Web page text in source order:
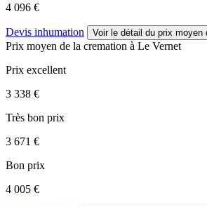
4 096 €
Devis inhumation Voir le détail du prix moyen
Prix moyen de la cremation à Le Vernet
Prix excellent
3 338 €
Très bon prix
3 671 €
Bon prix
4 005 €